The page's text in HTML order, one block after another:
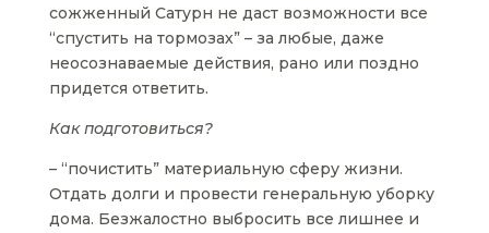
сожженный Сатурн не даст возможности все
“спустить на тормозах” – за любые, даже
неосознаваемые действия, рано или поздно
придется ответить.
Как подготовиться?
– “почистить” материальную сферу жизни.
Отдать долги и провести генеральную уборку
дома. Безжалостно выбросить все лишнее и